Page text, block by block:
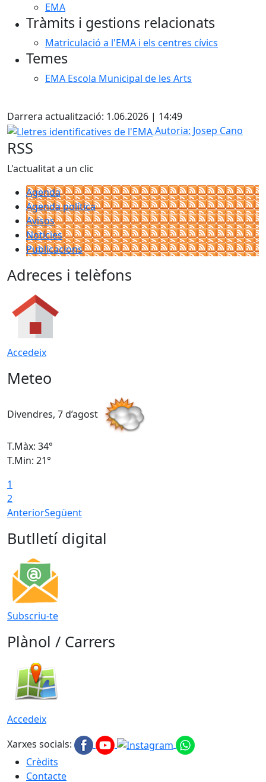
EMA
Tràmits i gestions relacionats
Matriculació a l'EMA i els centres cívics
Temes
EMA Escola Municipal de les Arts
Darrera actualització: 1.06.2026 | 14:49
Lletres identificatives de l'EMA
Autoria: Josep Cano
RSS
L'actualitat a un clic
Agenda
Agenda política
Avisos
Notícies
Publicacions
Adreces i telèfons
Accedeix
Meteo
Divendres, 7 d’agost
T.Màx: 34°
T.Min: 21°
1
2
AnteriorSegüent
Butlletí digital
Subscriu-te
Plànol / Carrers
Accedeix
Xarxes socials:
Crèdits
Contacte